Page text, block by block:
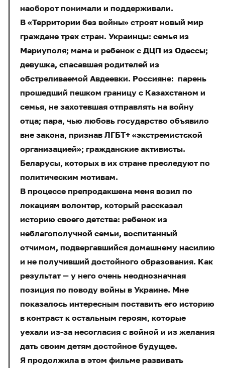
наоборот понимали и поддерживали.
В «Территории без войны» строят новый мир
граждане трех стран. Украинцы: семья из
Мариуполя; мама и ребенок с ДЦП из Одессы;
девушка, спасавшая родителей из
обстреливаемой Авдеевки. Россияне: парень
прошедший пешком границу с Казахстаном и
семья, не захотевшая отправлять на войну
отца; пара, чью любовь государство объявило
вне закона, признав ЛГБТ+ «экстремистской
организацией»; гражданские активисты.
Беларусы, которых в их стране преследуют по
политическим мотивам.
В процессе препродакшена меня возил по
локациям волонтер, который рассказал
историю своего детства: ребенок из
неблагополучной семьи, воспитанный
отчимом, подвергавшийся домашнему насилию
и не получивший достойного образования. Как
результат — у него очень неоднозначная
позиция по поводу войны в Украине. Мне
показалось интересным поставить его историю
в контраст к остальным героям, которые
уехали из-за несогласия с войной и из желания
дать своим детям достойное будущее.
Я продолжила в этом фильме развивать